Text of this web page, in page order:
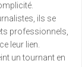
ils se
professionnels,
leur lien.
un tournant en